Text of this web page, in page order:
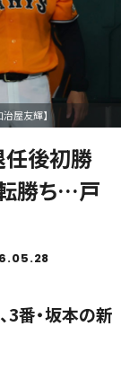
屋友輝】
任後初勝
勝ち…戸
番・坂本の新